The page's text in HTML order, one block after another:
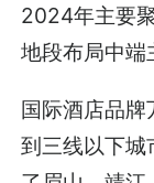
2024年主要
地段布局中端
国际酒店品
到三线以下城